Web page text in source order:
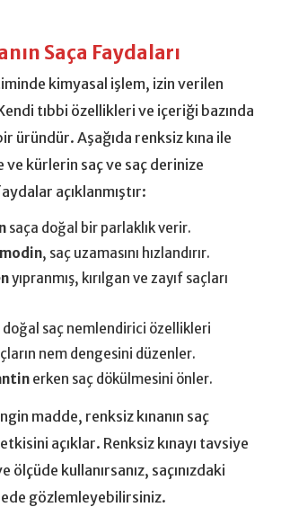
Saça Faydaları
kimyasal işlem, izin verilen
tıbbi özellikleri ve içeriği bazında
üründür. Aşağıda renksiz kına ile
ve kürlerin saç ve saç derinize
açıklanmıştır:
saça doğal bir parlaklık verir.
, saç uzamasını hızlandırır.
yıpranmış, kırılgan ve zayıf saçları
doğal saç nemlendirici özellikleri
nem dengesini düzenler.
erken saç dökülmesini önler.
madde, renksiz kınanın saç
açıklar. Renksiz kınayı tavsiye
kullanırsanız, saçınızdaki
gözlemleyebilirsiniz.